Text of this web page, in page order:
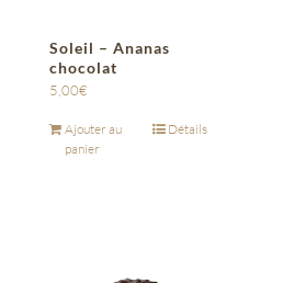
Soleil – Ananas
chocolat
5,00€
Ajouter au
panier
Détails